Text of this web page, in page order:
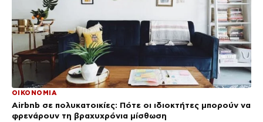
ΟΙΚΟΝΟΜΙΑ
Airbnb σε πολυκατοικίες: Πότε οι ιδιοκτήτες μπορούν να
φρενάρουν τη βραχυχρόνια μίσθωση